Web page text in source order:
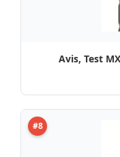
Avis, Test
#8